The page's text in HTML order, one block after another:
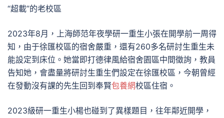
“超載”的老校區
2023年8月，上海師范年夜學研一重生小張在開學前一周得
知，由于徐匯校區的宿舍嚴重，還有260多名研討生重生未
能設定到床位。她當即打德律風給宿舍園區中間徵詢，教員
告知她，會盡量將研討生重生們設定在徐匯校區，今朝曾經
在發動沒有課的先生回到奉賢包養網校區住宿。
2023級研一重生小楊也碰到了異樣題目，往年鄰近開學，